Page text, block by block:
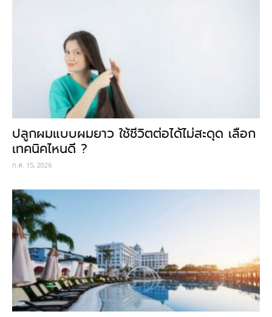
ปลูกผมแบบผมยาว ใช้ชีวิตต่อได้ไม่สะดุด เลือก
เทคนิคไหนดี ?
ก.ค. 15, 2026